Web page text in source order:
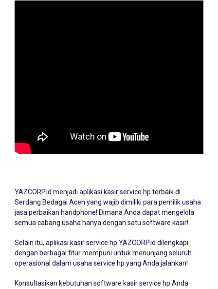
YAZCORP.id menjadi aplikasi kasir service hp terbaik di
Serdang Bedagai Aceh yang wajib dimiliki para pemilik usaha
jasa perbaikan handphone! Dimana Anda dapat mengelola
semua cabang usaha hanya dengan satu software kasir!
Selain itu, aplikasi kasir service hp YAZCORP.id dilengkapi
dengan berbagai fitur mempuni untuk menunjang seluruh
operasional dalam usaha service hp yang Anda jalankan!
Konsultasikan kebutuhan software kasir service hp Anda